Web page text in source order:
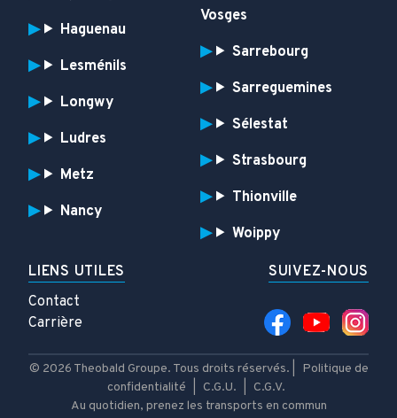
Haguenau
Lesménils
Longwy
Ludres
Metz
Nancy
Vosges
Sarrebourg
Sarreguemines
Sélestat
Strasbourg
Thionville
Woippy
LIENS UTILES
Contact
Carrière
SUIVEZ-NOUS
© 2026 Theobald Groupe. Tous droits réservés. |
Politique de
confidentialité
C.G.U.
C.G.V.
Au quotidien, prenez les transports en commun